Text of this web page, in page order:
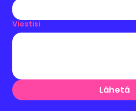
Viestisi
Lähetä